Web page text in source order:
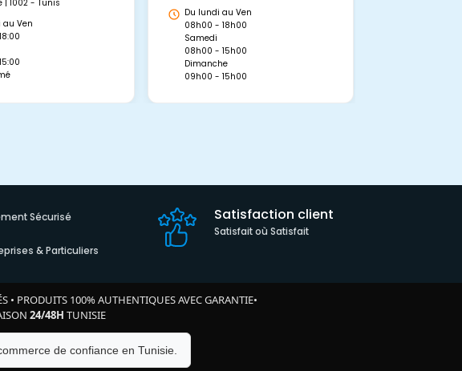
| 1002 - Tunis
au Ven
Du lundi au Ven
08h00 - 18h00
Samedi
08h00 - 15h00
Dimanche
09h00 - 15h00
Sécurisé
& Particuliers
Satisfaction client
Satisfait où Satisfait
• PRODUITS 100% AUTHENTIQUES AVEC GARANTIE•
24/48H TUNISIE
de confiance en Tunisie.